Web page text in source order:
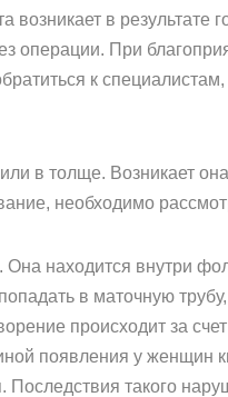
в результате
операции. При
к
в толще. Возникает
необходимо
находится внутри
в маточную
происходит за
появления у женщин
такого